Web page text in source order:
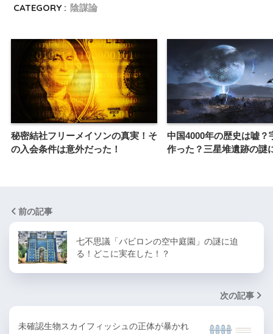
CATEGORY : 陰謀論
秘密結社フリーメイソンの真実！そ
の入会条件は意外だった！
中国4000年の歴史は嘘？
作った？三星堆遺跡の謎
前の記事
七不思議「バビロンの空中庭園」の謎に迫
る！どこに実在した！？
次の記事
未確認生物スカイフィッシュの正体が暴かれ